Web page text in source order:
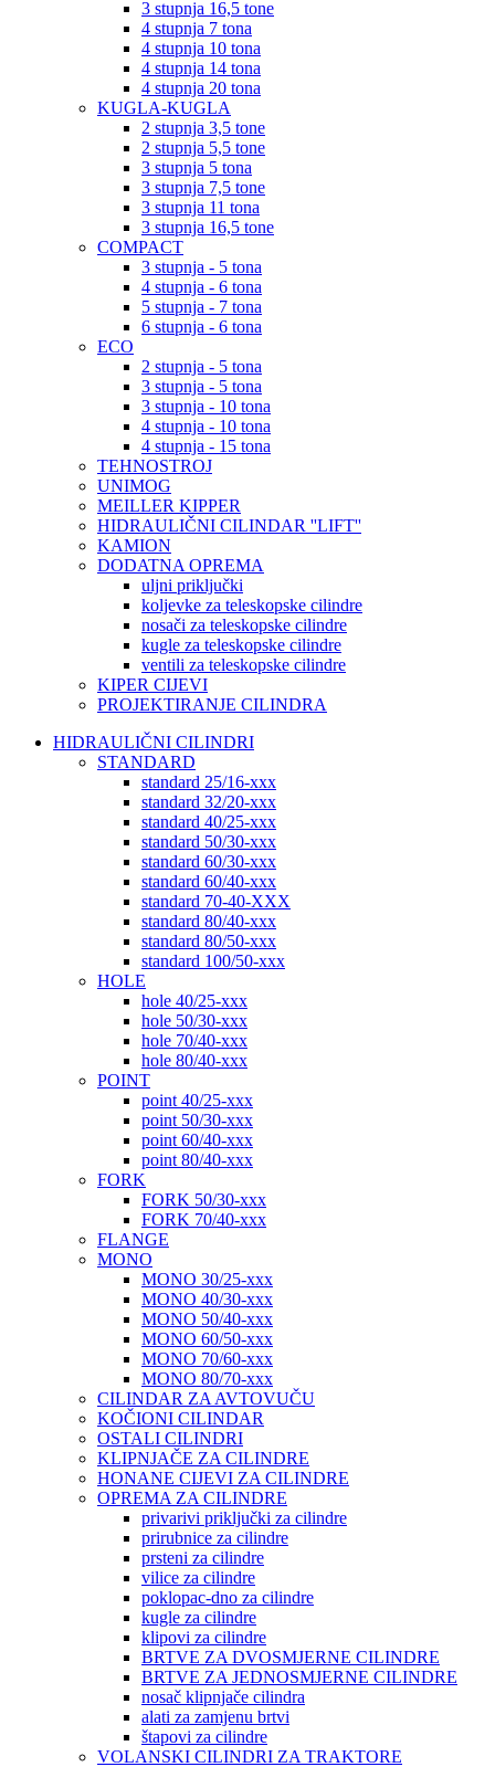
3 stupnja 16,5 tone
4 stupnja 7 tona
4 stupnja 10 tona
4 stupnja 14 tona
4 stupnja 20 tona
KUGLA-KUGLA
2 stupnja 3,5 tone
2 stupnja 5,5 tone
3 stupnja 5 tona
3 stupnja 7,5 tone
3 stupnja 11 tona
3 stupnja 16,5 tone
COMPACT
3 stupnja - 5 tona
4 stupnja - 6 tona
5 stupnja - 7 tona
6 stupnja - 6 tona
ECO
2 stupnja - 5 tona
3 stupnja - 5 tona
3 stupnja - 10 tona
4 stupnja - 10 tona
4 stupnja - 15 tona
TEHNOSTROJ
UNIMOG
MEILLER KIPPER
HIDRAULIČNI CILINDAR ''LIFT''
KAMION
DODATNA OPREMA
uljni priključki
koljevke za teleskopske cilindre
nosači za teleskopske cilindre
kugle za teleskopske cilindre
ventili za teleskopske cilindre
KIPER CIJEVI
PROJEKTIRANJE CILINDRA
HIDRAULIČNI CILINDRI
STANDARD
standard 25/16-xxx
standard 32/20-xxx
standard 40/25-xxx
standard 50/30-xxx
standard 60/30-xxx
standard 60/40-xxx
standard 70-40-XXX
standard 80/40-xxx
standard 80/50-xxx
standard 100/50-xxx
HOLE
hole 40/25-xxx
hole 50/30-xxx
hole 70/40-xxx
hole 80/40-xxx
POINT
point 40/25-xxx
point 50/30-xxx
point 60/40-xxx
point 80/40-xxx
FORK
FORK 50/30-xxx
FORK 70/40-xxx
FLANGE
MONO
MONO 30/25-xxx
MONO 40/30-xxx
MONO 50/40-xxx
MONO 60/50-xxx
MONO 70/60-xxx
MONO 80/70-xxx
CILINDAR ZA AVTOVUČU
KOČIONI CILINDAR
OSTALI CILINDRI
KLIPNJAČE ZA CILINDRE
HONANE CIJEVI ZA CILINDRE
OPREMA ZA CILINDRE
privarivi priključki za cilindre
prirubnice za cilindre
prsteni za cilindre
vilice za cilindre
poklopac-dno za cilindre
kugle za cilindre
klipovi za cilindre
BRTVE ZA DVOSMJERNE CILINDRE
BRTVE ZA JEDNOSMJERNE CILINDRE
nosač klipnjače cilindra
alati za zamjenu brtvi
štapovi za cilindre
VOLANSKI CILINDRI ZA TRAKTORE